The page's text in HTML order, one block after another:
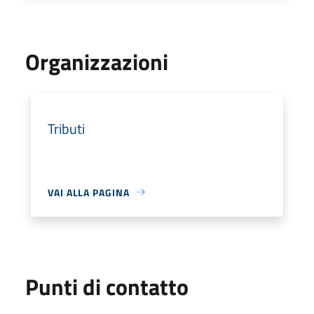
Organizzazioni
Tributi
VAI ALLA PAGINA
Punti di contatto